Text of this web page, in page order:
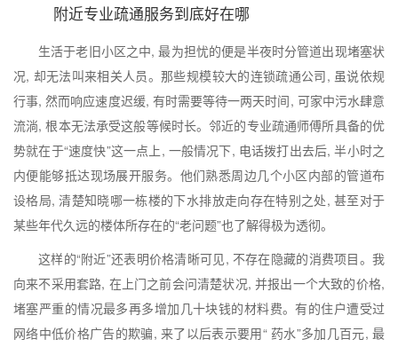
附近专业疏通服务到底好在哪
生活于老旧小区之中, 最为担忧的便是半夜时分管道出现堵塞状
况, 却无法叫来相关人员。那些规模较大的连锁疏通公司, 虽说依规
行事, 然而响应速度迟缓, 有时需要等待一两天时间, 可家中污水肆意
流淌, 根本无法承受这般等候时长。邻近的专业疏通师傅所具备的优
势就在于“速度快”这一点上, 一般情况下, 电话拨打出去后, 半小时之
内便能够抵达现场展开服务。他们熟悉周边几个小区内部的管道布
设格局, 清楚知晓哪一栋楼的下水排放走向存在特别之处, 甚至对于
某些年代久远的楼体所存在的“老问题”也了解得极为透彻。
这样的“附近”还表明价格清晰可见, 不存在隐藏的消费项目。我
向来不采用套路, 在上门之前会问清楚状况, 并报出一个大致的价格,
堵塞严重的情况最多再多增加几十块钱的材料费。有的住户遭受过
网络中低价格广告的欺骗, 来了以后表示要用“ 药水”多加几百元, 最